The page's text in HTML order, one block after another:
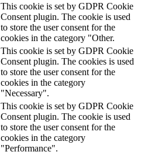
This cookie is set by GDPR Cookie
Consent plugin. The cookie is used
to store the user consent for the
cookies in the category "Other.
This cookie is set by GDPR Cookie
Consent plugin. The cookies is used
to store the user consent for the
cookies in the category
"Necessary".
This cookie is set by GDPR Cookie
Consent plugin. The cookie is used
to store the user consent for the
cookies in the category
"Performance".